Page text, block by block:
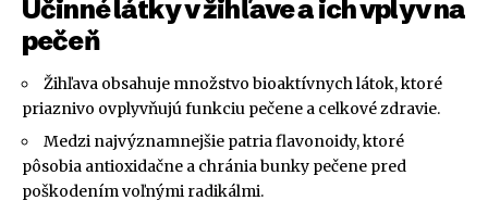
Účinné látky v žihľave a ich vplyv na
pečeň
Žihľava obsahuje množstvo bioaktívnych látok, ktoré
priaznivo ovplyvňujú funkciu pečene a celkové zdravie.
Medzi najvýznamnejšie patria flavonoidy, ktoré
pôsobia antioxidačne a chránia bunky pečene pred
poškodením voľnými radikálmi.